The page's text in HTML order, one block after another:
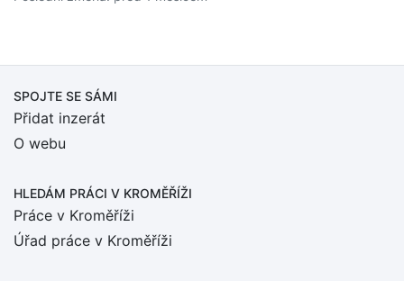
SPOJTE SE SÁMI
Přidat inzerát
O webu
HLEDÁM PRÁCI V KROMĚŘÍŽI
Práce v Kroměříži
Úřad práce v Kroměříži